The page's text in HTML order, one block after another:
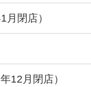
閉店）
12月閉店）